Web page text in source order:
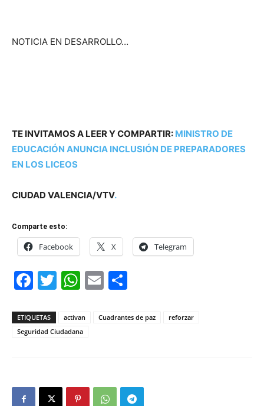
NOTICIA EN DESARROLLO…
TE INVITAMOS A LEER Y COMPARTIR: MINISTRO DE
EDUCACIÓN ANUNCIA INCLUSIÓN DE PREPARADORES
EN LOS LICEOS
CIUDAD VALENCIA/VTV.
Comparte esto:
Facebook X Telegram
Facebook
Twitter
WhatsApp
Email
ETIQUETAS activan Cuadrantes de paz
reforzar
Seguridad Ciudadana